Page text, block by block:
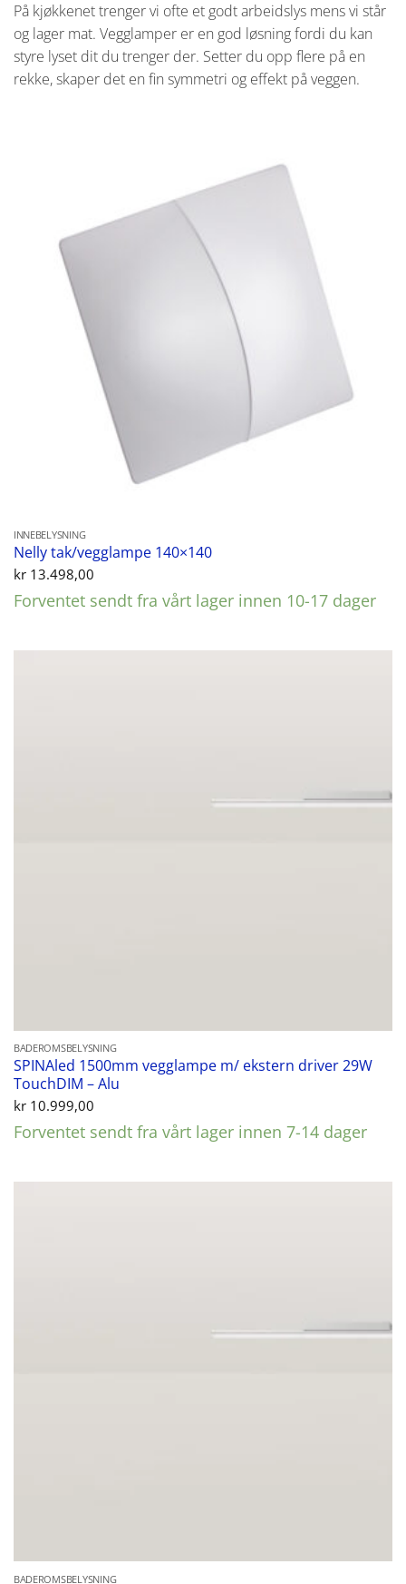
På kjøkkenet trenger vi ofte et godt arbeidslys mens vi står
og lager mat. Vegglamper er en god løsning fordi du kan
styre lyset dit du trenger der. Setter du opp flere på en
rekke, skaper det en fin symmetri og effekt på veggen.
INNEBELYSNING
Nelly tak/vegglampe 140×140
kr13.498,00
Forventet sendt fra vårt lager innen 10-17 dager
BADEROMSBELYSNING
SPINAled 1500mm vegglampe m/ ekstern driver 29W
TouchDIM – Alu
kr10.999,00
Forventet sendt fra vårt lager innen 7-14 dager
BADEROMSBELYSNING